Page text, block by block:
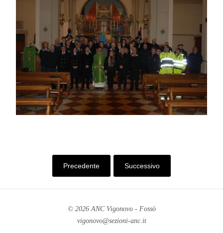
Precedente Successivo
© 2026 ANC Vigonovo - Fossò
vigonovo@sezioni-anc.it